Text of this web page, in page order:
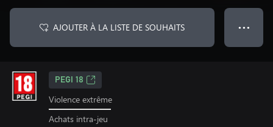
AJOUTER À LA LISTE DE SOUHAITS ● ● ●
PEGI 18
Violence extrême
Achats intra-jeu